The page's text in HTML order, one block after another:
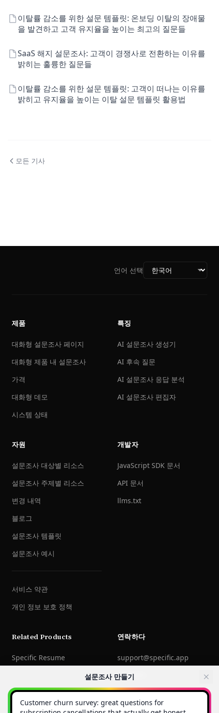
설문조사 만들기
이탈률 감소를 위한 설문 템플릿: 온보딩 이탈의 장애물
을 발견하고 고객 유지율을 높이는 최고의 질문들
SaaS 해지 설문조사: 고객이 경쟁사로 전환하는 이유를
밝히는 훌륭한 질문들
이탈률 감소를 위한 설문 템플릿: 고객이 떠나는 이유를
밝히고 유지율을 높이는 이탈 설문 템플릿 활용법
모든 기사
언어 선택
제품
대화형 설문조사 페이지
대화형 제품 내 설문조사
가격
대화형 데모
시스템 상태
특징
AI 설문조사 생성기
AI 후속 질문
AI 설문조사 응답 분석
AI 설문조사 편집자
자원
설문조사 대상별 리소스
설문조사 주제별 리소스
변경 내역
블로그
설문조사 템플릿
설문조사 예시
서비스 약관
개인 정보 보호 정책
개발자
JavaScript SDK 문서
API 문서
llms.txt
Related Products
Specific Resume
연락하다
support@specific.app
LinkedIn